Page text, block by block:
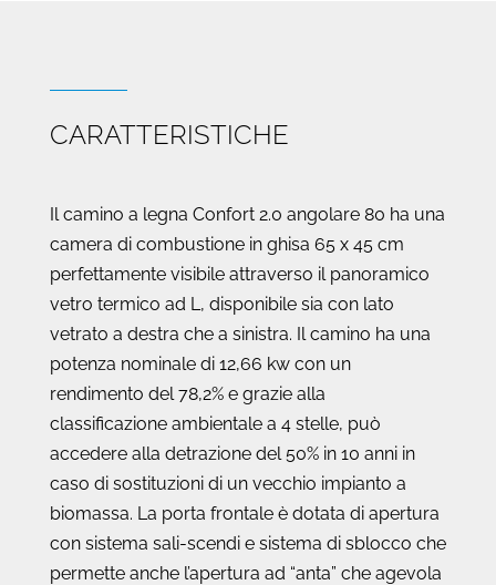
CARATTERISTICHE
Il camino a legna Confort 2.0 angolare 80 ha una
camera di combustione in ghisa 65 x 45 cm
perfettamente visibile attraverso il panoramico
vetro termico ad L, disponibile sia con lato
vetrato a destra che a sinistra. Il camino ha una
potenza nominale di 12,66 kw con un
rendimento del 78,2% e grazie alla
classificazione ambientale a 4 stelle, può
accedere alla detrazione del 50% in 10 anni in
caso di sostituzioni di un vecchio impianto a
biomassa. La porta frontale è dotata di apertura
con sistema sali-scendi e sistema di sblocco che
permette anche l’apertura ad “anta” che agevola